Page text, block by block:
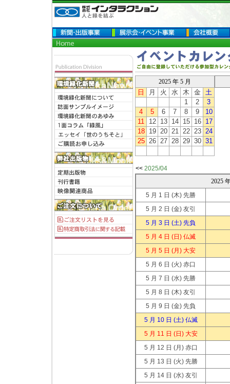
2025 年 5 月
日 月 火 水 木 金
土
1
2
3
4
5 6 7 8 9
10
11
12 13 14 15 16
17
18
19 20 21 22 23 24
25 26 27 28 29 30 31
<< 2025/04
2025
5 月 1 日 (木) 先勝
5 月 2 日 (金) 友引
5 月 3 日 (土) 先負
5 月 4 日 (日) 仏滅
5 月 5 日 (月) 大安
5 月 6 日 (火) 赤口
5 月 7 日 (水) 先勝
5 月 8 日 (木) 友引
5 月 9 日 (金) 先負
5 月 10 日 (土) 仏滅
5 月 11 日 (日) 大安
5 月 12 日 (月) 赤口
5 月 13 日 (火) 先勝
5 月 14 日 (水) 友引